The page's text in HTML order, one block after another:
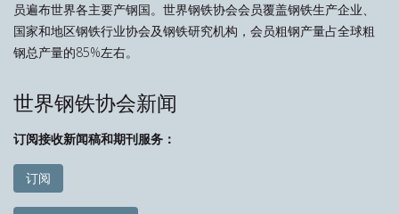
员遍布世界各主要产钢国。世界钢铁协会会员覆盖钢铁生产企业、
国家和地区钢铁行业协会及钢铁研究机构，会员粗钢产量占全球粗
钢总产量的85%左右。
世界钢铁协会新闻
订阅接收新闻稿和期刊服务：
订阅